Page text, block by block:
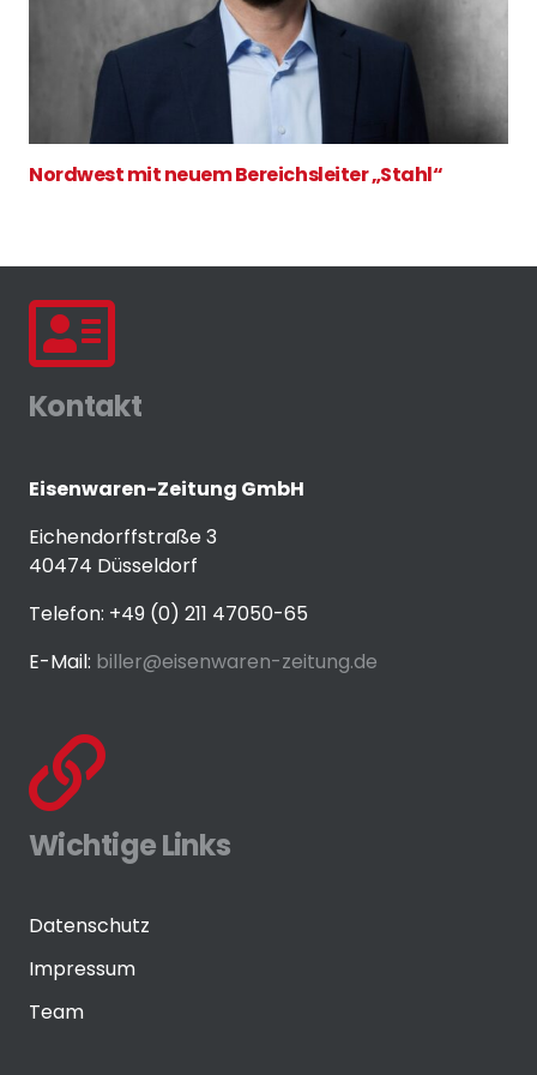
Nordwest mit neuem Bereichsleiter „Stahl“
Kontakt
Eisenwaren-Zeitung GmbH
Eichendorffstraße 3
40474 Düsseldorf
Telefon: +49 (0) 211 47050-65
E-Mail: biller@eisenwaren-zeitung.de
Wichtige Links
Datenschutz
Impressum
Team